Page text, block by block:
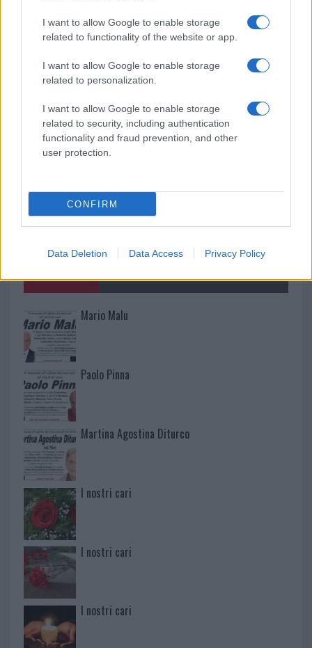
I want to allow Google to enable storage
related to functionality of the website or app.
I want to allow Google to enable storage
related to personalization.
I want to allow Google to enable storage
related to security, including authentication
functionality and fraud prevention, and other
user protection.
CONFIRM
Data Deletion Data Access Privacy Policy
Monte Pino, la fine di un lungo dolore: storia e
rinascita della strada che segnò la Gallura
Raid nelle campagne di Berchidda, rischio per
Mario Malu
Paolo Pinna
Martina Agostina Diturco
I nostri cari
I nostri cari
I nostri cari